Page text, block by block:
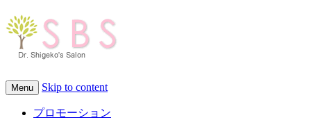
Menu Skip to content
プロモーション